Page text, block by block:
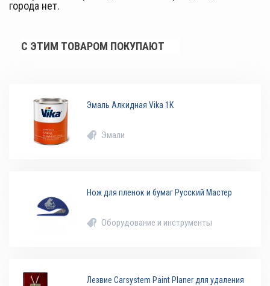
города нет.
С ЭТИМ ТОВАРОМ ПОКУПАЮТ
Эмаль Алкидная Vika 1К
Эмали
Нож для пленок и бумаг Русский Мастер
Оборудование и инструменты
Лезвие Carsystem Paint Planer для удаления